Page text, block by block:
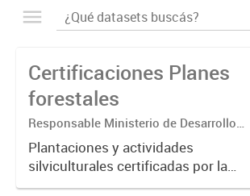
Certificaciones Planes
forestales
Responsable Ministerio de Desarrollo
Económico - Secretaría de Agricultura y
Ganadería - Dirección de Agricultura -
Área Forestal
Plantaciones y actividades
silviculturales certificadas por la
Provincia, correspondiente a planes